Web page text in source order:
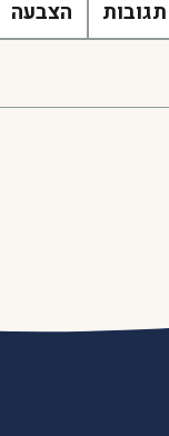
הצבעה תגובות